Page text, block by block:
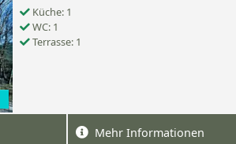
Küche: 1
WC: 1
Terrasse: 1
Mehr Informationen